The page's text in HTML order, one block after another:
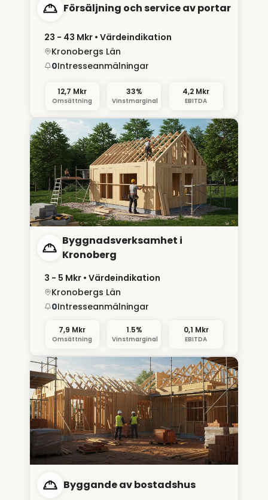
Försäljning och service av portar
23 - 43 Mkr • Värdeindikation
Kronobergs Län
0Intresseanmälningar
12,7 Mkr
Omsättning
33%
Vinstmarginal
4,2 Mkr
EBITDA
Byggnadsverksamhet i
Kronoberg
3 - 5 Mkr • Värdeindikation
Kronobergs Län
0Intresseanmälningar
7,9 Mkr
Omsättning
1.5%
Vinstmarginal
0,1 Mkr
EBITDA
Byggande av bostadshus